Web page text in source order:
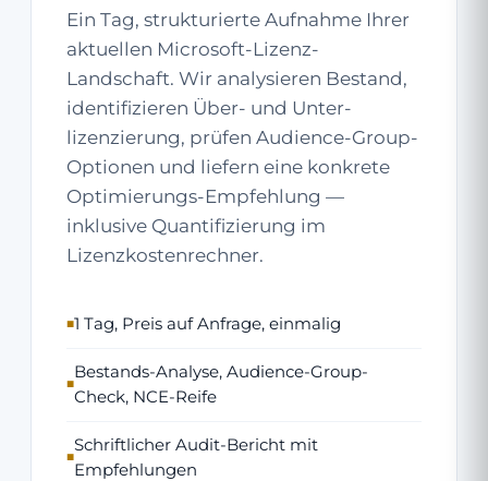
Ein Tag, strukturierte Aufnahme Ihrer
aktuellen Microsoft-Lizenz-
Landschaft. Wir analysieren Bestand,
identifizieren Über- und Unter­
lizenzierung, prüfen Audience-Group-
Optionen und liefern eine konkrete
Optimierungs-Empfehlung —
inklusive Quantifizierung im
Lizenzkostenrechner.
1 Tag, Preis auf Anfrage, einmalig
Bestands-Analyse, Audience-Group-
Check, NCE-Reife
Schriftlicher Audit-Bericht mit
Empfehlungen